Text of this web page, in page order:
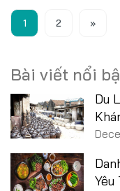
ngon nổi tiếng và
thích để bạn
1 2 »
Bài viết nổi
Du
Yêu